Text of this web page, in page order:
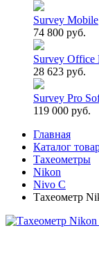
Survey Mobile
74 800 руб.
Survey Office
28 623 руб.
Survey Pro
119 000 руб.
Главная
Каталог
Тахеометры
Nikon
Nivo C
Тахеометр